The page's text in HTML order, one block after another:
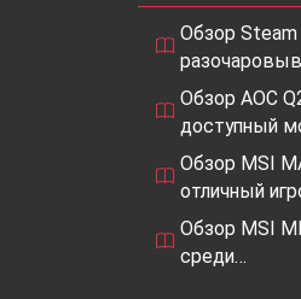
Обзор Steam
Обзор AOC
доступный
Обзор MSI
отличный
Обзор MSI
среди…